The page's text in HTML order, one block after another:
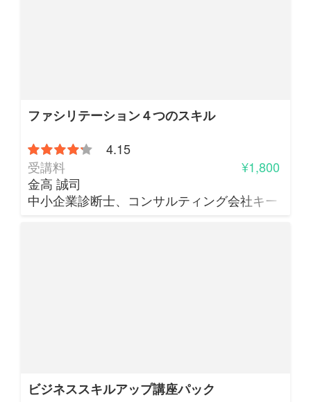
ファシリテーション４つのスキル
4.15
受講料
¥1,800
金高 誠司
中小企業診断士、コンサルティング会社キー・ト
ビジネススキルアップ講座パック